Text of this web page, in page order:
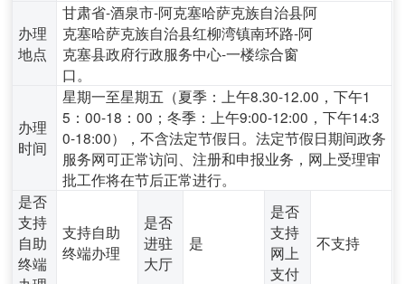
办理
地点
甘肃省-酒泉市-阿克塞哈萨克族自治县阿
克塞哈萨克族自治县红柳湾镇南环路-阿
克塞县政府行政服务中心-一楼综合窗
口。
办理
时间
星期一至星期五（夏季：上午8.30-12.00，下午1
5：00-18：00；冬季：上午9:00-12:00，下午14:3
0-18:00），不含法定节假日。法定节假日期间政务
服务网可正常访问、注册和申报业务，网上受理审
批工作将在节后正常进行。
是否
支持
自助
终端
支持自助
终端办理
是否
进驻
大厅
是
是否
支持
网上
支付
不支持